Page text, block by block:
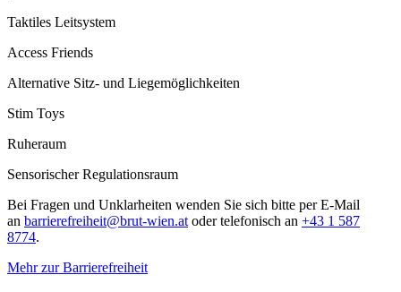
Taktiles Leitsystem
Access Friends
Alternative Sitz- und Liegemöglichkeiten
Stim Toys
Ruheraum
Sensorischer Regulationsraum
Bei Fragen und Unklarheiten wenden Sie sich bitte per E-Mail
an barrierefreiheit@brut-wien.at oder telefonisch an +43 1 587
8774.
Mehr zur Barrierefreiheit